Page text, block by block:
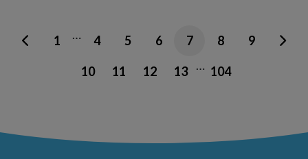
1 … 4 5 6 7 8 9
10 11 12 13 … 104